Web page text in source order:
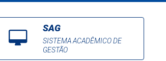
SAG
SISTEMA ACADÊMICO DE
GESTÃO